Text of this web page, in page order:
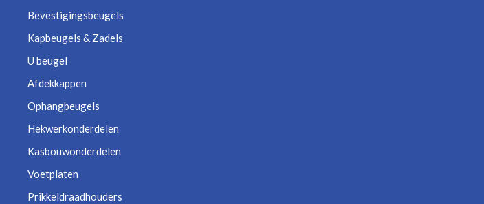
Bevestigingsbeugels
Kapbeugels & Zadels
U beugel
Afdekkappen
Ophangbeugels
Hekwerkonderdelen
Kasbouwonderdelen
Voetplaten
Prikkeldraadhouders